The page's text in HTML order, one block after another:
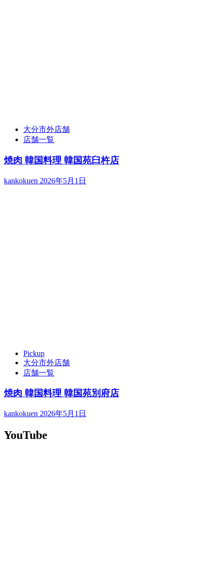
大分市外店舗
店舗一覧
焼肉 韓国料理 韓国苑臼杵店
kankokuen 2026年5月1日
Pickup
大分市外店舗
店舗一覧
焼肉 韓国料理 韓国苑別府店
kankokuen 2026年5月1日
YouTube